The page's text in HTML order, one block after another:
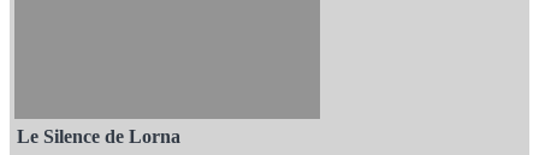
Le Silence de Lorna